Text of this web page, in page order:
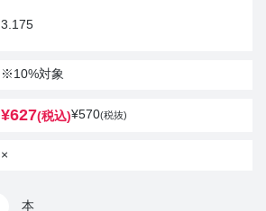
3.175
※10%対象
¥627(税込)¥570(税抜)
×
本